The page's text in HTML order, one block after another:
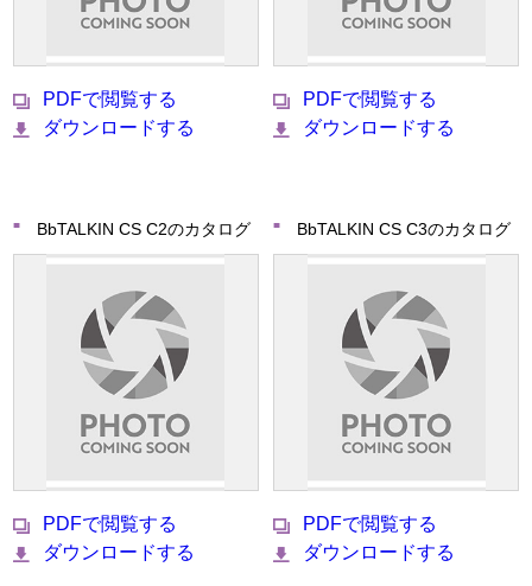
PDFで閲覧する
ダウンロードする
PDFで閲覧する
ダウンロードする
BbTALKIN CS C2のカタログ
PDFで閲覧する
ダウンロードする
BbTALKIN CS C3のカタログ
PDFで閲覧する
ダウンロードする